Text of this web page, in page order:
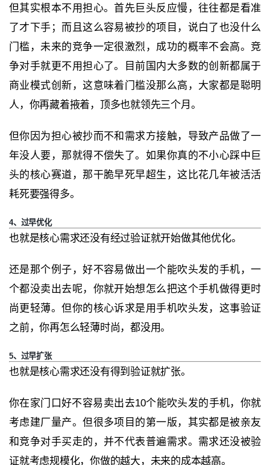
但其实根本不用担心。首先巨头反应慢，往往都是看准
了才下手；而且这么容易被抄的项目，说白了也没什么
门槛，未来的竞争一定很激烈，成功的概率不会高。竞
争对手就更不用担心了。目前国内大多数的创新都属于
商业模式创新，这意味着门槛没那么高，大家都是聪明
人，你再藏着掖着，顶多也就领先三个月。
但你因为担心被抄而不和需求方接触，导致产品做了一
年没人要，那就得不偿失了。如果你真的不小心踩中巨
头的核心赛道，那干脆早死早超生，这比花几年被活活
耗死要强得多。
4、过早优化
也就是核心需求还没有经过验证就开始做其他优化。
还是那个例子，好不容易做出一个能吹头发的手机，一
个都没卖出去呢，你就开始想怎么把这个手机做得更时
尚更轻薄。但你的核心诉求是用手机吹头发，这事验证
之前，你再怎么轻薄时尚，都没用。
5、过早扩张
也就是核心需求还没有得到验证就扩张。
你在家门口好不容易卖出去10个能吹头发的手机，你就
考虑建厂量产。但很多项目的第一版，其实都是被亲友
和竞争对手买走的，并不代表普遍需求。需求还没被验
证就考虑规模化，你做的越大，未来的成本越高。